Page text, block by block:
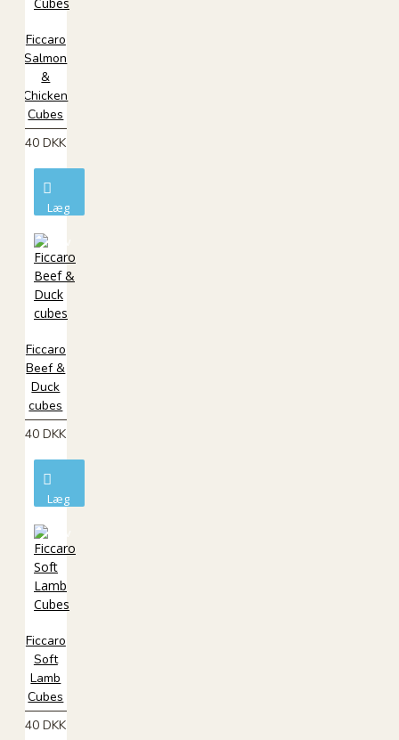
Ficcaro
Salmon
&
Chicken
Cubes
40 DKK
Læg
kurv
Ficcaro
Beef &
Duck
cubes
40 DKK
Læg
kurv
Ficcaro
Soft
Lamb
Cubes
40 DKK